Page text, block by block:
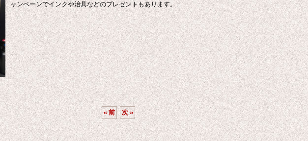
ャンペーンでインクや治具などのプレゼントもあります。
« 前 次 »